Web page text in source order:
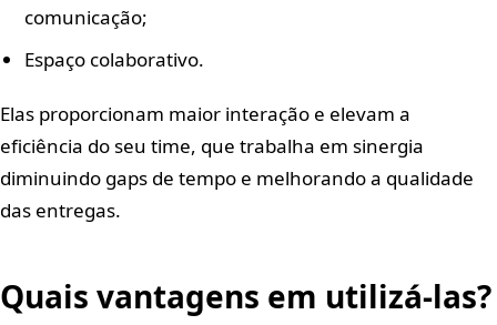
comunicação;
Espaço colaborativo.
Elas proporcionam maior interação e elevam a
eficiência do seu time, que trabalha em sinergia
diminuindo gaps de tempo e melhorando a qualidade
das entregas.
Quais vantagens em utilizá-las?